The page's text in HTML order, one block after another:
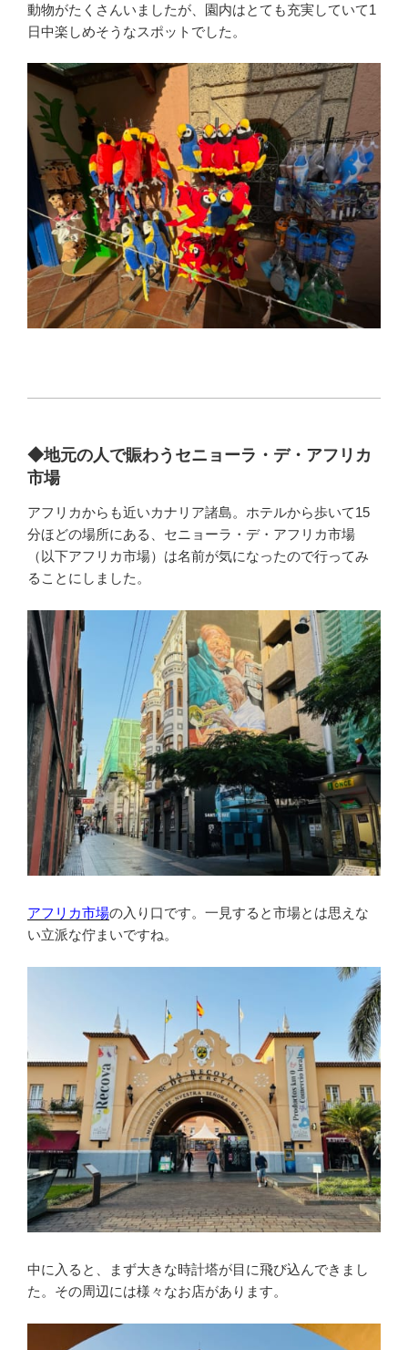
動物がたくさんいましたが、園内はとても充実していて1
日中楽しめそうなスポットでした。
◆地元の人で賑わうセニョーラ・デ・アフリカ
市場
アフリカからも近いカナリア諸島。ホテルから歩いて15
分ほどの場所にある、セニョーラ・デ・アフリカ市場
（以下アフリカ市場）は名前が気になったので行ってみ
ることにしました。
アフリカ市場の入り口です。一見すると市場とは思えな
い立派な佇まいですね。
中に入ると、まず大きな時計塔が目に飛び込んできまし
た。その周辺には様々なお店があります。